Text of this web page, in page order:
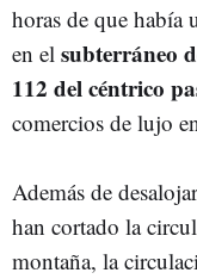
horas de que había
en el subterráneo
112 del céntrico
comercios de lujo
Además de
han cortado la
montaña, la